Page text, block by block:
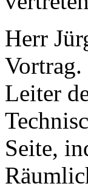
Herr
Leiter
Seite,